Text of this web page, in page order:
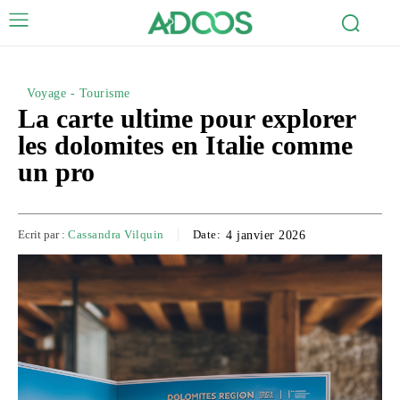
Voyage - Tourisme
La carte ultime pour explorer
les dolomites en Italie comme
un pro
Ecrit par : Cassandra Vilquin Date: 4 janvier 2026